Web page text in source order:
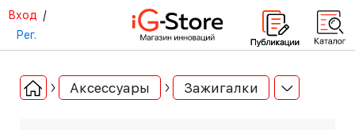
Вход /
Рег.
Аксессуары Зажигалки